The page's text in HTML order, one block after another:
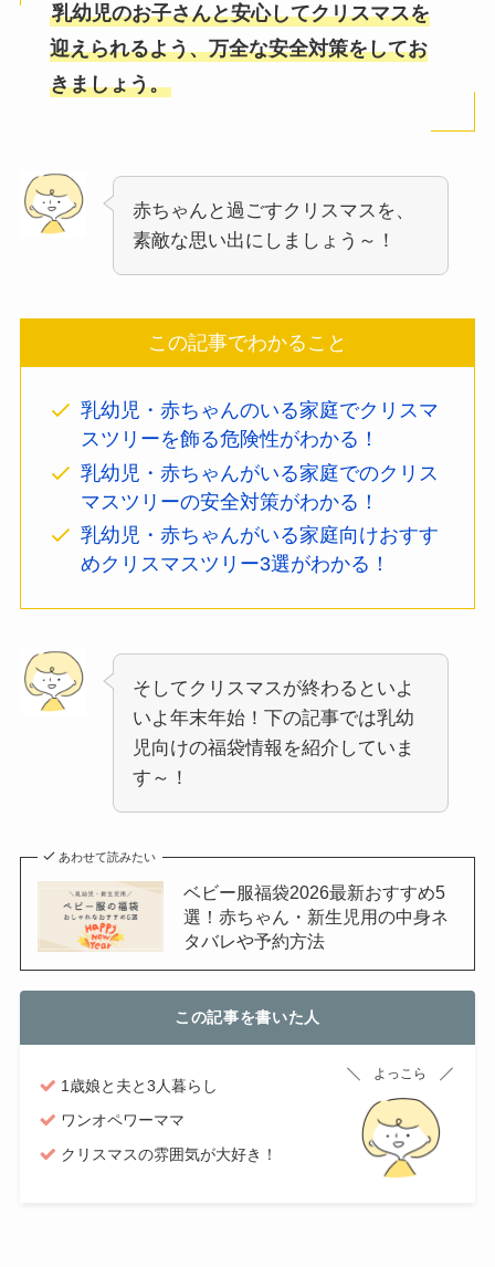
乳幼児のお子さんと安心してクリスマスを
迎えられるよう、万全な安全対策をしてお
きましょう。
赤ちゃんと過ごすクリスマスを、
素敵な思い出にしましょう～！
この記事でわかること
乳幼児・赤ちゃんのいる家庭でクリスマ
スツリーを飾る危険性がわかる！
乳幼児・赤ちゃんがいる家庭でのクリス
マスツリーの安全対策がわかる！
乳幼児・赤ちゃんがいる家庭向けおすす
めクリスマスツリー3選がわかる！
そしてクリスマスが終わるといよ
いよ年末年始！下の記事では乳幼
児向けの福袋情報を紹介していま
す～！
あわせて読みたい
ベビー服福袋2026最新おすすめ5
選！赤ちゃん・新生児用の中身ネ
タバレや予約方法
この記事を書いた人
1歳娘と夫と3人暮らし
ワンオペワーママ
クリスマスの雰囲気が大好き！
よっこら